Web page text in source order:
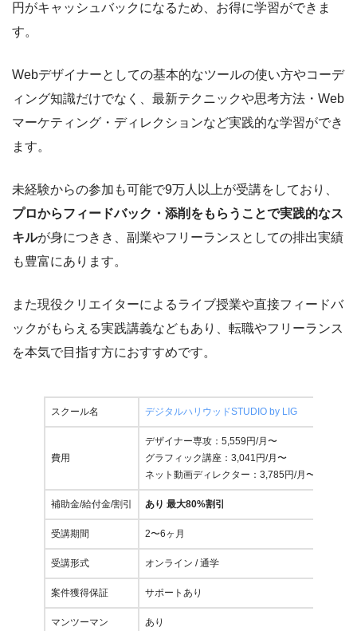
円がキャッシュバックになるため、お得に学習ができま
す。
Webデザイナーとしての基本的なツールの使い方やコーデ
ィング知識だけでなく、最新テクニックや思考方法・Web
マーケティング・ディレクションなど実践的な学習ができ
ます。
未経験からの参加も可能で9万人以上が受講をしており、
プロからフィードバック・添削をもらうことで実践的なス
キルが身につきき、副業やフリーランスとしての排出実績
も豊富にあります。
また現役クリエイターによるライブ授業や直接フィードバ
ックがもらえる実践講義などもあり、転職やフリーランス
を本気で目指す方におすすめです。
スクール名 デジタルハリウッドSTUDIO by LIG
費用
デザイナー専攻：5,559円/月〜
グラフィック講座：3,041円/月〜
ネット動画ディレクター：3,785円/月〜
補助金/給付金/割引 あり 最大80%割引
受講期間 2〜6ヶ月
受講形式 オンライン / 通学
案件獲得保証 サポートあり
マンツーマン あり